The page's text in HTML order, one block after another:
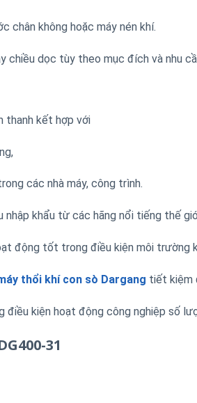
chân không hoặc máy nén khí.
chiều dọc tùy theo mục đích và nhu
thanh kết hợp với
các nhà máy, công trình.
khẩu từ các hãng nổi tiếng thế
động tốt trong điều kiện môi trường
thổi khí con sò Dargang tiết kiệm
kiện hoạt động công nghiệp số
31